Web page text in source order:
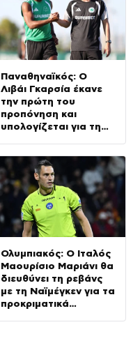
Παναθηναϊκός: Ο
Λιβάι Γκαρσία έκανε
την πρώτη του
προπόνηση και
υπολογίζεται για τη
Ολυμπιακός: Ο Ιταλός
Μαουρίσιο Μαριάνι θα
διευθύνει τη ρεβάνς
με τη Ναϊμέγκεν για τα
προκριματικά